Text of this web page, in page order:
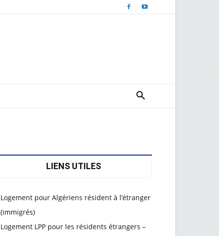
LIENS UTILES
Logement pour Algériens résident à l’étranger
(immigrés)
Logement LPP pour les résidents étrangers –